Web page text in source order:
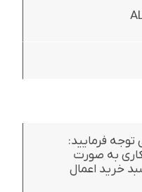
توجه فرمایید:
به صورت
خرید اعمال